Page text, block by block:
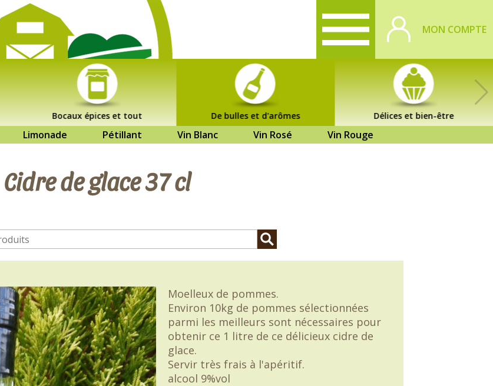
MON COMPTE
Bocaux épices et tout De bulles et d'arômes Délices et bien-être
Limonade Pétillant Vin Blanc Vin Rosé Vin Rouge
Cidre de glace 37 cl
Moelleux de pommes.
Environ 10kg de pommes sélectionnées
parmi les meilleurs sont nécessaires pour
obtenir ce 1 litre de ce délicieux cidre de
glace.
Servir très frais à l'apéritif.
alcool 9%vol